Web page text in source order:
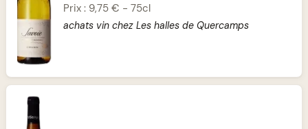
Prix : 9,75 € -75cl
achats vin chez Les halles de Quercamps